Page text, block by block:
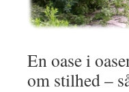
En oase i
om stilhed –